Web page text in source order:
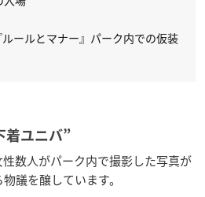
ルールとマナー』パーク内での仮装
着ユニバ”
数人がパーク内で撮影した写真が
議を醸しています。